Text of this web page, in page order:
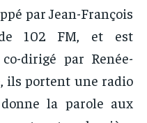
par Jean-François
de 102 FM, et est
dirigé par Renée-
ils portent une radio
la parole aux